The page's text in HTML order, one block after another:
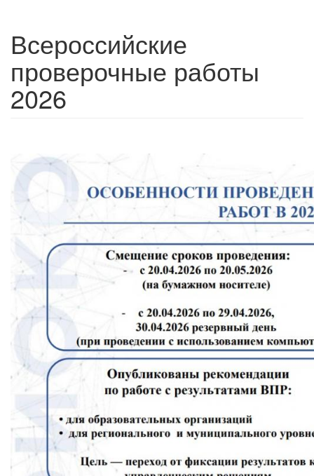
Всероссийские
проверочные работы
2026